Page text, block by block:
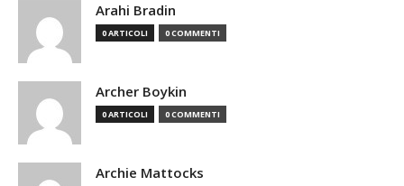
Arahi Bradin
0 ARTICOLI 0 COMMENTI
Archer Boykin
0 ARTICOLI 0 COMMENTI
Archie Mattocks